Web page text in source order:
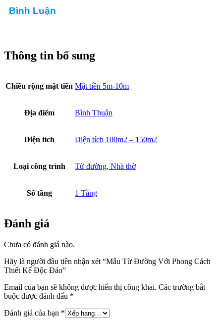
Bình Luận
Thông tin bổ sung
Chiều rộng mặt tiền Mặt tiền 5m-10m
Địa điểm Bình Thuận
Diện tích Diện tích 100m2 – 150m2
Loại công trình Từ đường, Nhà thờ
Số tầng 1 Tầng
Đánh giá
Chưa có đánh giá nào.
Hãy là người đầu tiên nhận xét “Mẫu Từ Đường Với Phong Cách
Thiết Kế Độc Đáo”
Email của bạn sẽ không được hiển thị công khai. Các trường bắt
buộc được đánh dấu *
Đánh giá của bạn *